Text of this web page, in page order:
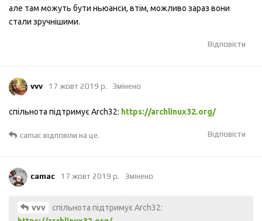
але там можуть бути ньюанси, втім, можливо зараз вони
стали зручнішими.
Відповісти
vvv 17 жовт 2019 р. Змінено
спільнота підтримує Arch32: https://archlinux32.org/
Відповісти
camac відповіли на це.
camac 17 жовт 2019 р. Змінено
vvv
спільнота підтримує Arch32: